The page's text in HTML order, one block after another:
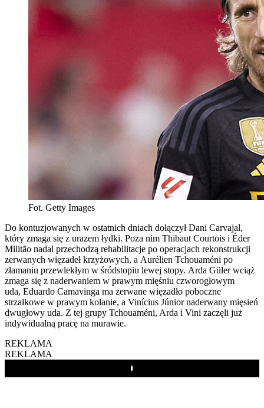
Fot. Getty Images
Do kontuzjowanych w ostatnich dniach dołączył Dani Carvajal,
który zmaga się z urazem łydki. Poza nim Thibaut Courtois i Éder
Militão nadal przechodzą rehabilitacje po operacjach rekonstrukcji
zerwanych więzadeł krzyżowych, a Aurélien Tchouaméni po
złamaniu przewlekłym w śródstopiu lewej stopy. Arda Güler wciąż
zmaga się z naderwaniem w prawym mięśniu czworogłowym
uda, Eduardo Camavinga ma zerwane więzadło poboczne
strzałkowe w prawym kolanie, a Vinícius Júnior naderwany mięsień
dwugłowy uda. Z tej grupy Tchouaméni, Arda i Vini zaczęli już
indywidualną pracę na murawie.
REKLAMA
REKLAMA
Play